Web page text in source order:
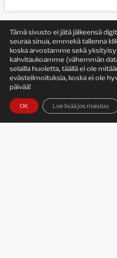
Tämä sivusto ei jätä jälkeensä
seuraa sinua, emmekä tallenna
koska arvostamme sekä
kahvitaukoamme (vähemmän
selailla huoletta, täällä ei ole
evästeilmoituksia, koska ei ole
päivää!
OK Lue lisää jos maistuu